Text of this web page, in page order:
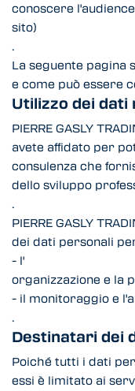
conoscere
sito)
.
La seguente pagina
e come può essere
Utilizzo dei dati
PIERRE GASLY
avete affidato per
consulenza che
dello sviluppo
.
PIERRE GASLY
dei dati personali
- l'
organizzazione e la
- il monitoraggio e
.
Destinatari dei
Poiché tutti i dati
essi è limitato ai